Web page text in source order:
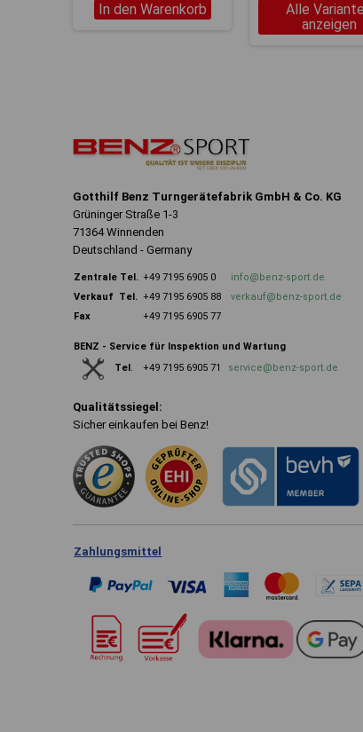
In den Warenkorb
Alle
anzeigen
Gotthilf Benz Turngerätefabrik GmbH & Co. KG
Grüninger Straße 1-3
71364 Winnenden
Deutschland - Germany
Zentrale Tel. +49 7195 6905 0
info@benz-sport.de
Verkauf Tel. +49 7195 6905 88
verkauf@benz-sport.de
Fax
+49 7195 6905 77
BENZ - Service für Inspektion und Wartung
Tel . +49 7195 6905 71 service@benz-sport.de
Qualitätssiegel:
Sicher einkaufen bei Benz!
Zahlungsmittel